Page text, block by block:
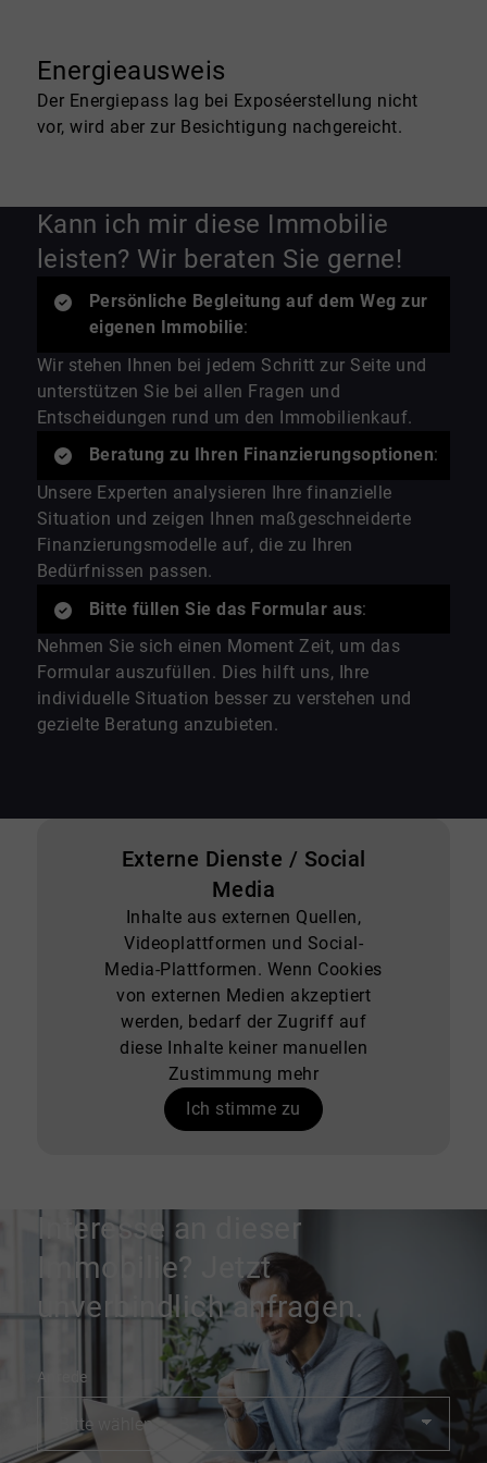
Energieausweis
Der Energiepass lag bei Exposéerstellung nicht
vor, wird aber zur Besichtigung nachgereicht.
Kann ich mir diese Immobilie
leisten? Wir beraten Sie gerne!
Persönliche Begleitung auf dem Weg zur
eigenen Immobilie:
Wir stehen Ihnen bei jedem Schritt zur Seite und
unterstützen Sie bei allen Fragen und
Entscheidungen rund um den Immobilienkauf.
Beratung zu Ihren Finanzierungsoptionen:
Unsere Experten analysieren Ihre finanzielle
Situation und zeigen Ihnen maßgeschneiderte
Finanzierungsmodelle auf, die zu Ihren
Bedürfnissen passen.
Bitte füllen Sie das Formular aus:
Nehmen Sie sich einen Moment Zeit, um das
Formular auszufüllen. Dies hilft uns, Ihre
individuelle Situation besser zu verstehen und
gezielte Beratung anzubieten.
Externe Dienste / Social
Media
Inhalte aus externen Quellen,
Videoplattformen und Social-
Media-Plattformen. Wenn Cookies
von externen Medien akzeptiert
werden, bedarf der Zugriff auf
diese Inhalte keiner manuellen
Zustimmung mehr
Ich stimme zu
Interesse an dieser
Immobilie? Jetzt
unverbindlich anfragen.
Anrede